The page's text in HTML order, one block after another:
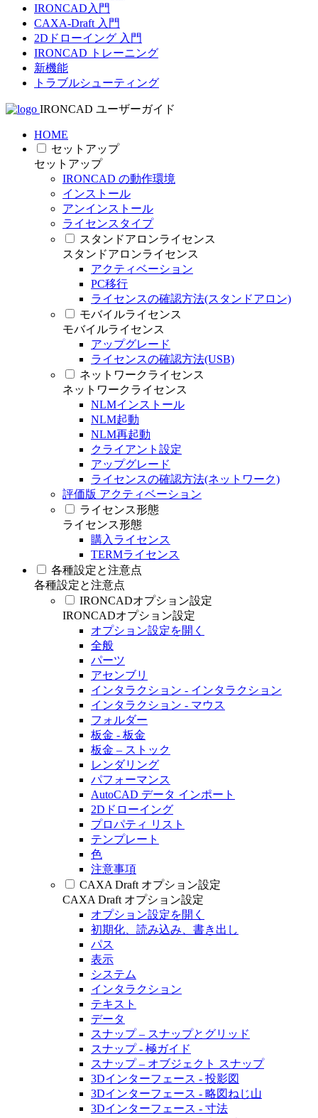
IRONCAD入門
CAXA-Draft 入門
2Dドローイング 入門
IRONCAD トレーニング
新機能
トラブルシューティング
IRONCAD ユーザーガイド
HOME
セットアップ
セットアップ
IRONCAD の動作環境
インストール
アンインストール
ライセンスタイプ
スタンドアロンライセンス
スタンドアロンライセンス
アクティベーション
PC移行
ライセンスの確認方法(スタンドアロン)
モバイルライセンス
モバイルライセンス
アップグレード
ライセンスの確認方法(USB)
ネットワークライセンス
ネットワークライセンス
NLMインストール
NLM起動
NLM再起動
クライアント設定
アップグレード
ライセンスの確認方法(ネットワーク)
評価版 アクティベーション
ライセンス形態
ライセンス形態
購入ライセンス
TERMライセンス
各種設定と注意点
各種設定と注意点
IRONCADオプション設定
IRONCADオプション設定
オプション設定を開く
全般
パーツ
アセンブリ
インタラクション - インタラクション
インタラクション - マウス
フォルダー
板金 - 板金
板金 – ストック
レンダリング
パフォーマンス
AutoCAD データ インポート
2Dドローイング
プロパティ リスト
テンプレート
色
注意事項
CAXA Draft オプション設定
CAXA Draft オプション設定
オプション設定を開く
初期化、読み込み、書き出し
パス
表示
システム
インタラクション
テキスト
データ
スナップ – スナップとグリッド
スナップ - 極ガイド
スナップ – オブジェクト スナップ
3Dインターフェース - 投影図
3Dインターフェース - 略図ねじ山
3Dインターフェース - 寸法